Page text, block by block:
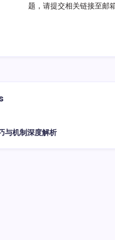
题，请提交相关链接至邮
与机制深度解析